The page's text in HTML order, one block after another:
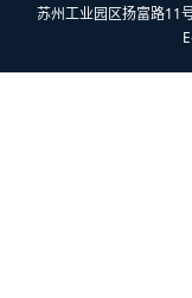
苏州工业园区扬富路11